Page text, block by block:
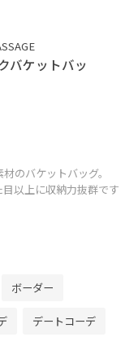
バケットバッ
のバケットバッグ。
以上に収納力抜群です
ボーダー
デートコーデ